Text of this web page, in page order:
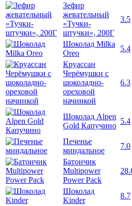
Зефир
жевательный
«Тучки-
штучки», 200Г
3.5
Шоколад Milka
Oreo
5.4
Круассан
Черёмушки с
шоколадно-
ореховой
начинкой
6.3
Шоколад Alpen
Gold Капучино
5.4
Печенье
миндальное
7.0
Батончик
Multipower
Power Pack
Шоколад
Kinder
8.7